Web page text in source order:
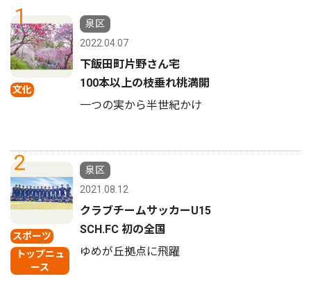
1
文化
泉区
2022.04.07
下飯田町片野さん宅
100本以上の枝垂れ桃満開
一つの実から半世紀かけ
2
スポーツ
トップニュ
ース
泉区
2021.08.12
クラブチームサッカーU15
SCH.FC 初の全国
ゆめが丘拠点に飛躍